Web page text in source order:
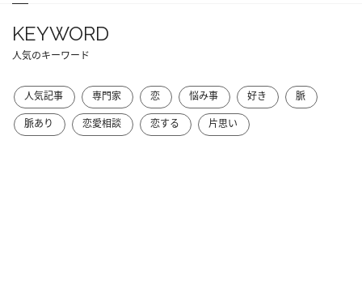
KEYWORD
人気のキーワード
人気記事 専門家 恋 悩み事 好き
脈
脈あり
恋愛相談 恋する 片思い